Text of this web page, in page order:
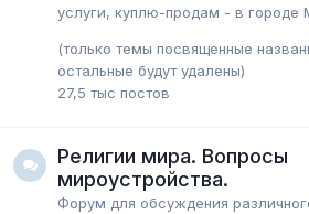
услуги, куплю-продам - в городе
(только темы посвященные
остальные будут удалены)
27,5 тыс постов
Религии мира. Вопросы
мироустройства.
Форум для обсуждения